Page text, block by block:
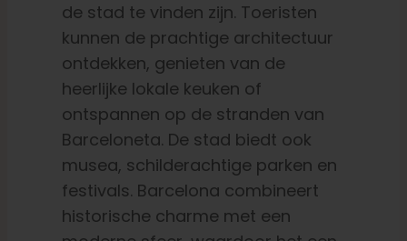
de stad te vinden zijn. Toeristen
kunnen de prachtige architectuur
ontdekken, genieten van de
heerlijke lokale keuken of
ontspannen op de stranden van
Barceloneta. De stad biedt ook
musea, schilderachtige parken en
festivals. Barcelona combineert
historische charme met een